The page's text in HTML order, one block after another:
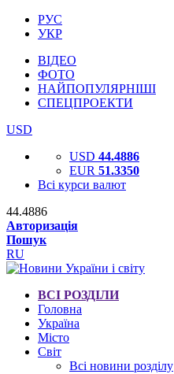
РУС
УКР
ВІДЕО
ФОТО
НАЙПОПУЛЯРНІШІ
СПЕЦПРОЕКТИ
USD
USD 44.4886
EUR 51.3350
Всі курси валют
44.4886
Авторизація
Пошук
RU
ВСІ РОЗДІЛИ
Головна
Україна
Місто
Світ
Всі новини розділу